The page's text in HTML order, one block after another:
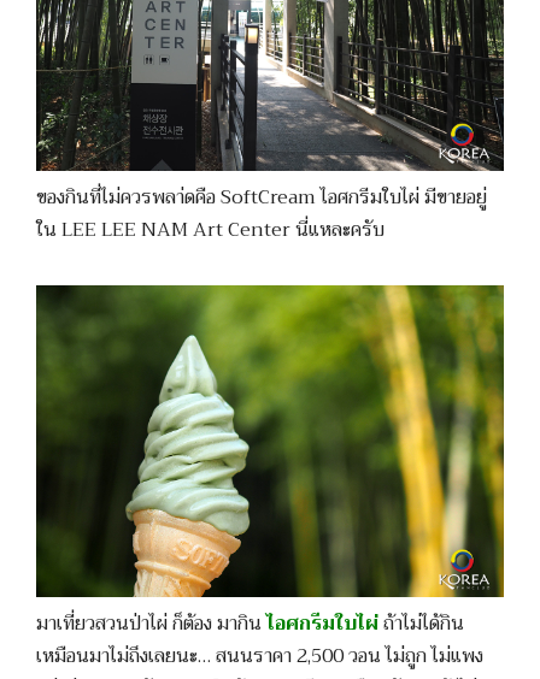
ของกินที่ไม่ควรพลา่ดคือ SoftCream ไอศกรีมใบไผ่ มีขายอยู่
ใน LEE LEE NAM Art Center นี่แหละครับ
มาเที่ยวสวนป่าไผ่ ก็ต้อง มากินไอศกรีมใบไผ่ถ้าไม่ได้กิน
เหมือนมาไม่ถึงเลยนะ… สนนราคา 2,500 วอน ไม่ถูก ไม่แพง